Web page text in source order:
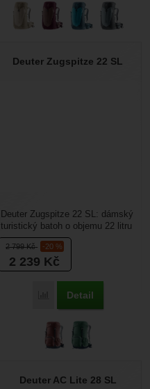
Deuter Zugspitze 22 SL
2 799Kč -20 %
2 239 Kč
Porovnat
Detail
Deuter Zugspitze 22 SL: dámský
turistický batoh o objemu 22 litru
v retro stylu ale s moderními
prvky....
Deuter AC Lite 28 SL